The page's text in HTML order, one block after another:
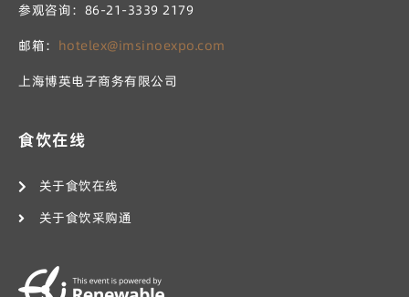
参观咨询：86-21-3339 2179
邮箱： hotelex@imsinoexpo.com
上海博英电子商务有限公司
食饮在线
关于食饮在线
关于食饮采购通